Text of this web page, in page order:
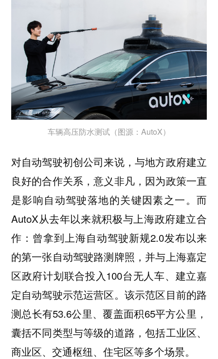
车辆高压防水测试（图源：AutoX）
对自动驾驶初创公司来说，与地方政府建立
良好的合作关系，意义非凡，因为政策一直
是影响自动驾驶落地的关键因素之一。而
AutoX从去年以来就积极与上海政府建立合
作：曾拿到上海自动驾驶新规2.0发布以来
的第一张自动驾驶路测牌照，并与上海嘉定
区政府计划联合投入100台无人车、建立嘉
定自动驾驶示范运营区。该示范区目前的路
测总长有53.6公里、覆盖面积65平方公里，
囊括不同类型与等级的道路，包括工业区、
商业区、交通枢纽、住宅区等多个场景。